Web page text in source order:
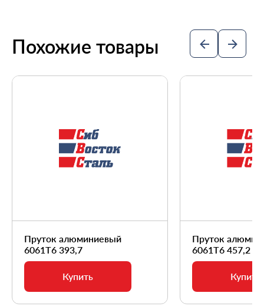
Похожие товары
Пруток алюминиевый
6061Т6 393,7
Купить
Пруток
6061Т6 457,2
Купить